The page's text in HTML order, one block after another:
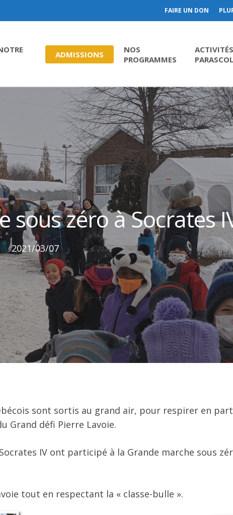
FAIRE UN DON
ADMISSIONS
NOS
PROGRAMMES
ACTIVITÉS
sous zéro à Socrates
2021/03/07
sont sortis au grand air, pour respirer en
Grand défi Pierre Lavoie.
IV ont participé à la Grande marche sous
tout en respectant la « classe-bulle ».